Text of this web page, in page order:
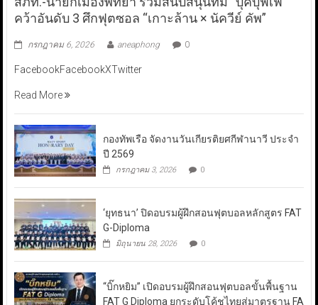
คว้าอันดับ 3 ศึกฟุตซอล “เกาะล้าน × นัควีย์ คัพ”
กรกฎาคม 6, 2026 aneaphong 0
FacebookFacebookXTwitter
Read More
กองทัพเรือ จัดงานวันเกียรติยศกีฬานาวี ประจำ
ปี 2569
กรกฎาคม 3, 2026 0
‘ยุทธนา’ ปิดอบรมผู้ฝึกสอนฟุตบอลหลักสูตร FAT
G-Diploma
มิถุนายน 28, 2026 0
“บิ๊กหยิม” เปิดอบรมผู้ฝึกสอนฟุตบอลขั้นพื้นฐาน
FAT G Diploma ยกระดับโค้ชไทยสู่มาตรฐาน FA